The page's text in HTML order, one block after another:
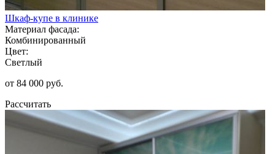
Шкаф-купе в клинике
Материал фасада:
Комбинированный
Цвет:
Светлый
от 84 000 руб.
Рассчитать